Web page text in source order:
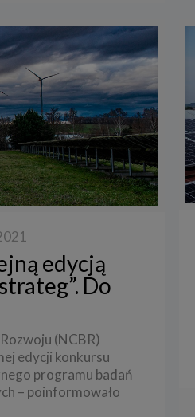
edycją
Do
(NCBR)
edycji konkursu
programu badań
– poinformowało